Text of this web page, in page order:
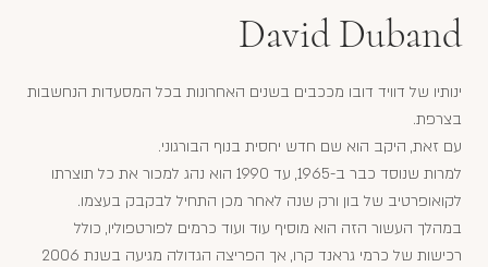
David Duband
ינותיו של דוויד דובו מככבים בשנים האחרונות בכל המסעדות הנחשבות
בצרפת.
עם זאת, היקב הוא שם חדש יחסית בנוף הבורגוני.
למרות שנוסד כבר ב-1965, עד 1990 הוא נהג למכור את כל תוצרתו
לקואופרטיב של בון ורק שנה לאחר מכן התחיל לבקבק בעצמו.
במהלך העשור הזה הוא מוסיף עוד ועוד כרמים לפורטפוליו, כולל
רכישות של כרמי גראנד קרו, אך הפריצה הגדולה מגיעה בשנת 2006